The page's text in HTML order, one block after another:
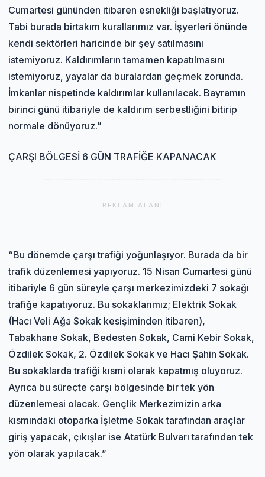
Cumartesi gününden itibaren esnekliği başlatıyoruz.
Tabi burada birtakım kurallarımız var. İşyerleri önünde
kendi sektörleri haricinde bir şey satılmasını
istemiyoruz. Kaldırımların tamamen kapatılmasını
istemiyoruz, yayalar da buralardan geçmek zorunda.
İmkanlar nispetinde kaldırımlar kullanılacak. Bayramın
birinci günü itibariyle de kaldırım serbestliğini bitirip
normale dönüyoruz.”
ÇARŞI BÖLGESİ 6 GÜN TRAFİĞE KAPANACAK
REKLAM ALANI
“Bu dönemde çarşı trafiği yoğunlaşıyor. Burada da bir
trafik düzenlemesi yapıyoruz. 15 Nisan Cumartesi günü
itibariyle 6 gün süreyle çarşı merkezimizdeki 7 sokağı
trafiğe kapatıyoruz. Bu sokaklarımız; Elektrik Sokak
(Hacı Veli Ağa Sokak kesişiminden itibaren),
Tabakhane Sokak, Bedesten Sokak, Cami Kebir Sokak,
Özdilek Sokak, 2. Özdilek Sokak ve Hacı Şahin Sokak.
Bu sokaklarda trafiği kısmi olarak kapatmış oluyoruz.
Ayrıca bu süreçte çarşı bölgesinde bir tek yön
düzenlemesi olacak. Gençlik Merkezimizin arka
kısmındaki otoparka İşletme Sokak tarafından araçlar
giriş yapacak, çıkışlar ise Atatürk Bulvarı tarafından tek
yön olarak yapılacak.”